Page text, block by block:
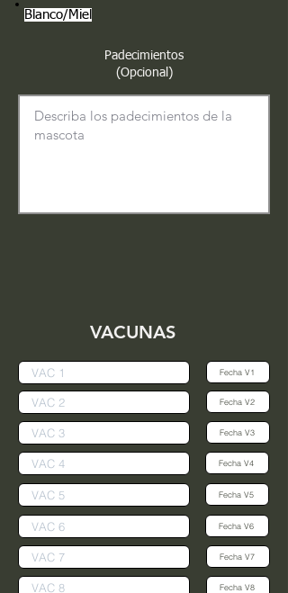
Blanco/Miel
Padecimientos
(Opcional)
VACUNAS